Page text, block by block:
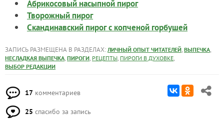
Абрикосовый насыпной пирог
Творожный пирог
Скандинавский пирог с копченой горбушей
ЗАПИСЬ РАЗМЕЩЕНА В РАЗДЕЛАХ: ЛИЧНЫЙ ОПЫТ ЧИТАТЕЛЕЙ, ВЫПЕЧКА,
НЕСЛАДКАЯ ВЫПЕЧКА, ПИРОГИ, РЕЦЕПТЫ, ПИРОГИ В ДУХОВКЕ,
ВЫБОР РЕДАКЦИИ
17 комментариев
25 спасибо за запись